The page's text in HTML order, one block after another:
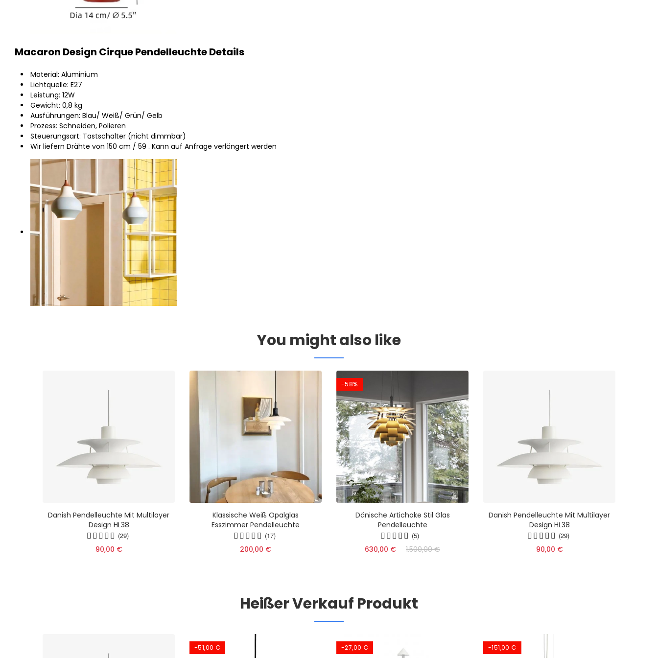
Macaron Design Cirque Pendelleuchte Details
Material: Aluminium
Lichtquelle: E27
Leistung: 12W
Gewicht: 0,8 kg
Ausführungen: Blau/ Weiß/ Grün/ Gelb
Prozess: Schneiden, Polieren
Steuerungsart: Tastschalter (nicht dimmbar)
Wir liefern Drähte von 150 cm / 59 . Kann auf Anfrage verlängert werden
You might also like
Danish Pendelleuchte Mit Multilayer
Design HL38
(29)
90,00 €
Klassische Weiß Opalglas
Esszimmer Pendelleuchte
(17)
200,00 €
-58%
Dänische Artichoke Stil Glas
Pendelleuchte
(5)
630,00 € 1.500,00 €
Danish Pendelleuchte Mit Multilayer
Design HL38
(29)
90,00 €
Heißer Verkauf Produkt
-51,00 € -27,00 € -151,00 €